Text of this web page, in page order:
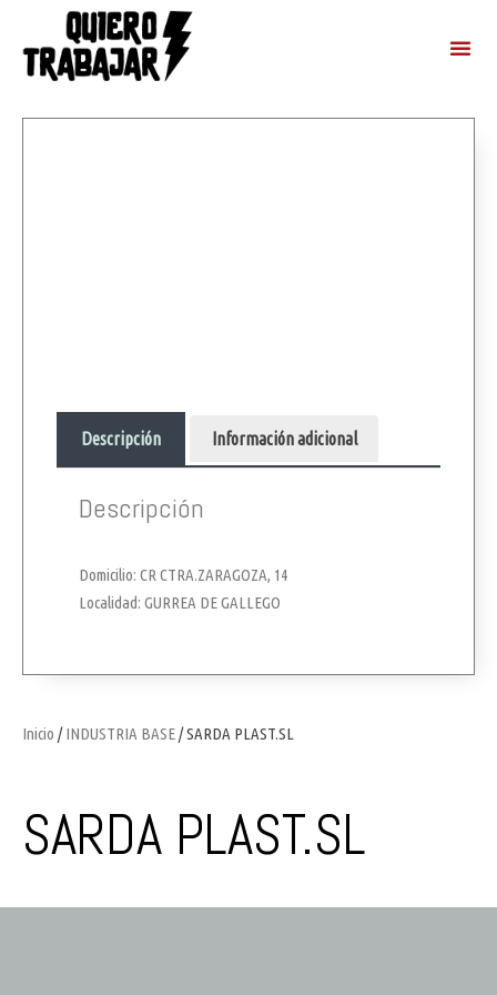
Inicio /INDUSTRIA BASE/ SARDA PLAST.SL
SARDA PLAST.SL
Descripción Información adicional
Descripción
Domicilio: CR CTRA.ZARAGOZA, 14
Localidad: GURREA DE GALLEGO